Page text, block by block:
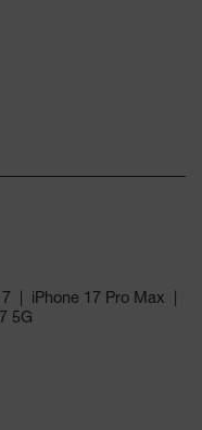
iPhone 17 Pro Max
5G